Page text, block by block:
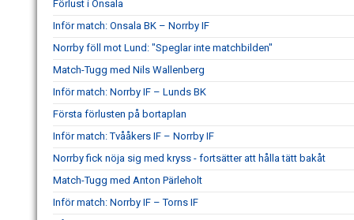
Förlust i Onsala
Inför match: Onsala BK – Norrby IF
Norrby föll mot Lund: "Speglar inte matchbilden"
Match-Tugg med Nils Wallenberg
Inför match: Norrby IF – Lunds BK
Första förlusten på bortaplan
Inför match: Tvååkers IF – Norrby IF
Norrby fick nöja sig med kryss - fortsätter att hålla tätt bakåt
Match-Tugg med Anton Pärleholt
Inför match: Norrby IF – Torns IF